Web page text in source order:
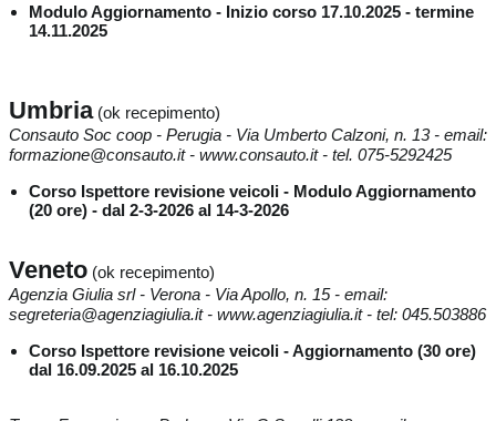
Modulo Aggiornamento - Inizio corso 17.10.2025 - termine
14.11.2025
Umbria(ok recepimento)
Consauto Soc coop - Perugia - Via Umberto Calzoni, n. 13 - email:
formazione@consauto.it - www.consauto.it - tel. 075-5292425
Corso Ispettore revisione veicoli - Modulo Aggiornamento
(20 ore) - dal 2-3-2026 al 14-3-2026
Veneto (ok recepimento)
Agenzia Giulia srl - Verona - Via Apollo, n. 15 - email:
segreteria@agenziagiulia.it - www.agenziagiulia.it - tel: 045.503886
Corso Ispettore revisione veicoli - Aggiornamento (30 ore)
dal 16.09.2025 al 16.10.2025